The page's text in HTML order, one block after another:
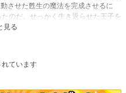
させた甦生の魔法を完成させるに
のだ。せっかく生き返らせた王子を
リーナは王子と一夜を共にする。と
言い出した！ 全力で拒絶するも、
てわいた魔女の受難、果たして幸
魔女のマジカル・ラブ！
ています